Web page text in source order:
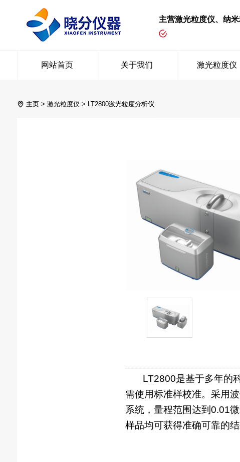
主营激光粒度仪、纳
网站首页 关于我们 激光粒度仪
主页> 激光粒度仪 > LT2800激光粒度分析仪
LT2800是基于多年的科
需使用标准样校准。采用
系统，量程范围达到0.01
样品均可获得准确可靠的